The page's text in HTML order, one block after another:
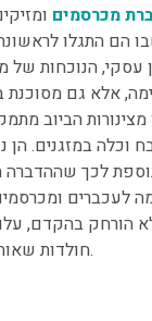
מכרסמים
הם התגלו
עסקי, הנוכחות
אלא גם מסוכנת
מצינורות הביוב
וכלה במזגנים. הן
נוספת לכך
לעכברים
הורחק בהקדם,
חולדות שאותה יהיה קשה למדיי להרחיק.